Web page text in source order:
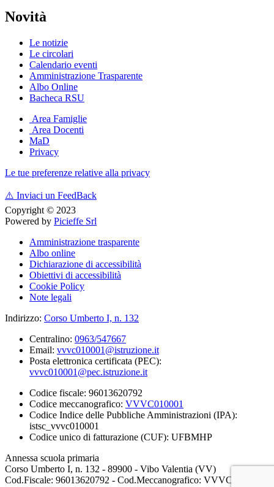
Novità
Le notizie
Le circolari
Calendario eventi
Amministrazione Trasparente
Albo Online
Bacheca RSU
Area Famiglie
Area Docenti
MaD
Privacy
Le tue preferenze relative alla privacy
⚠️ Inviaci un FeedBack
Copyright © 2023
Powered by Picieffe Srl
Amministrazione trasparente
Albo online
Dichiarazione di accessibilità
Obiettivi di accessibilità
Cookie Policy
Note legali
Indirizzo: Corso Umberto I, n. 132
Centralino: 0963/547667
Email: vvvc010001@istruzione.it
Posta elettronica certificata (PEC):
vvvc010001@pec.istruzione.it
Codice fiscale: 96013620792
Codice meccanografico: VVVC010001
Codice Indice delle Pubbliche Amministrazioni (IPA):
istsc_vvvc010001
Codice unico di fatturazione (CUF): UFBMHP
Annessa scuola primaria
Corso Umberto I, n. 132 - 89900 - Vibo Valentia (VV)
Cod.Fiscale: 96013620792 - Cod.Meccanografico: VVVC010001